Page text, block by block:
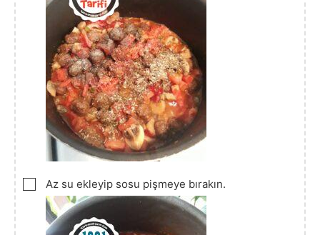
▢
Az su ekleyip sosu pişmeye bırakın.